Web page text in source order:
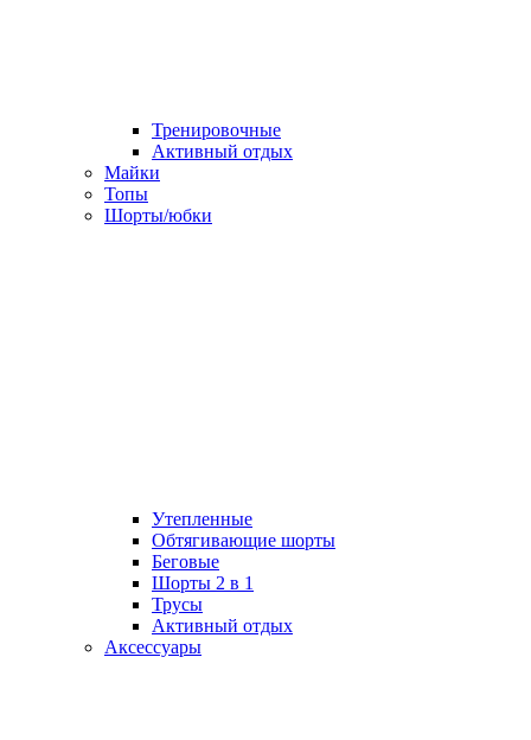
Тренировочные
Активный отдых
Майки
Топы
Шорты/юбки
Утепленные
Обтягивающие шорты
Беговые
Шорты 2 в 1
Трусы
Активный отдых
Аксессуары